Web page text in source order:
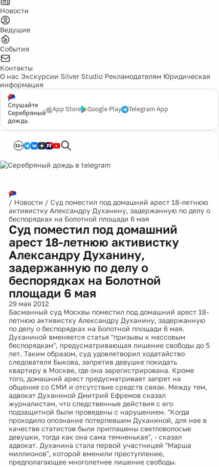
Новости
Ведущие
События
Контакты
О нас Экскурсии Silver Studio Рекламодателям Юридическая
информация
Слушайте
Серебряный
дождь
App Store Google Play Telegram App
12+
/ Новости / Cуд поместил под домашний арест 18-летнюю
активистку Александру Духанину, задержанную по делу о
беспорядках на Болотной площади 6 мая
Cуд поместил под домашний
арест 18-летнюю активистку
Александру Духанину,
задержанную по делу о
беспорядках на Болотной
площади 6 мая
29 мая 2012
Басманный суд Москвы поместил под домашний арест 18-
летнюю активистку Александру Духанину, задержанную
по делу о беспорядках на Болотной площади 6 мая.
Духаниной вменяется статья "призывы к массовым
беспорядкам", предусматривающая лишение свободы до 5
лет. Таким образом, суд удовлетворил ходатайство
следователя Быкова, запретив девушке покидать
квартиру в Москве, где она зарегистрирована. Кроме
того, домашний арест предусматривает запрет на
общение со СМИ и отсутствие средств связи. Между тем,
адвокат Духаниной Дмитрий Ефремов сказал
журналистам, что следственные действия с его
подзащитной были проведены с нарушением. "Когда
проходило опознание потерпевшим Духаниной, для нее в
качестве статистов были приглашены светловолосые
девушки, тогда как она сама темненькая", - сказал
адвокат. Духанина стала первой участницей "Марша
миллионов", которой вменили преступление,
предполагающее многолетнее лишение свободы.